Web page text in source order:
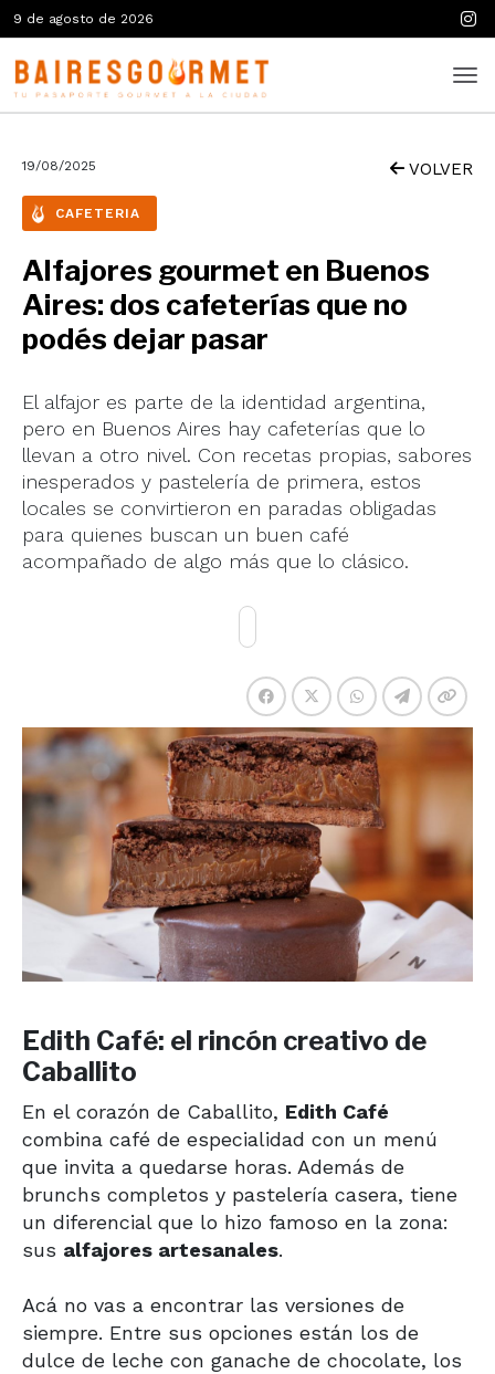
9 de agosto de 2026
19/08/2025 VOLVER
CAFETERIA
Alfajores gourmet en Buenos
Aires: dos cafeterías que no
podés dejar pasar
El alfajor es parte de la identidad argentina,
pero en Buenos Aires hay cafeterías que lo
llevan a otro nivel. Con recetas propias, sabores
inesperados y pastelería de primera, estos
locales se convirtieron en paradas obligadas
para quienes buscan un buen café
acompañado de algo más que lo clásico.
Edith Café: el rincón creativo de
Caballito
En el corazón de Caballito, Edith Café
combina café de especialidad con un menú
que invita a quedarse horas. Además de
brunchs completos y pastelería casera, tiene
un diferencial que lo hizo famoso en la zona:
sus alfajores artesanales.
Acá no vas a encontrar las versiones de
siempre. Entre sus opciones están los de
dulce de leche con ganache de chocolate, los